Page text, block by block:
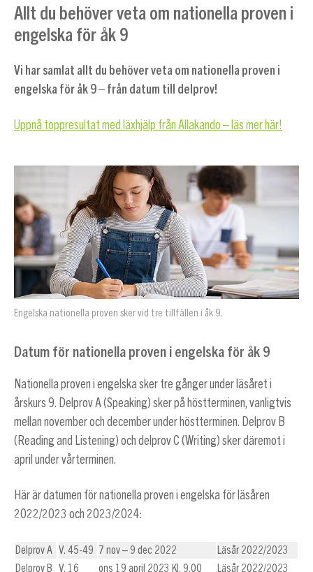
Allt du behöver veta om nationella proven i
engelska för åk 9
Vi har samlat allt du behöver veta om nationella proven i
engelska för åk 9 – från datum till delprov!
Uppnå toppresultat med läxhjälp från Allakando – läs mer här!
Engelska nationella proven sker vid tre tillfällen i åk 9.
Datum för nationella proven i engelska för åk 9
Nationella proven i engelska sker tre gånger under läsåret i
årskurs 9. Delprov A (Speaking) sker på höstterminen, vanligtvis
mellan november och december under höstterminen. Delprov B
(Reading and Listening) och delprov C (Writing) sker däremot i
april under vårterminen.
Här är datumen för nationella proven i engelska för läsåren
2022/2023 och 2023/2024:
Delprov A V. 45-49 7 nov – 9 dec 2022
Läsår 2022/2023
Delprov B
V. 16 ons 19 april 2023 Kl. 9.00
Läsår 2022/2023